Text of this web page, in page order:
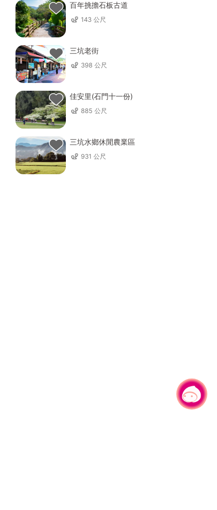
百年挑擔石板古道
143 公尺
三坑老街
398 公尺
佳安里(石門十一份)
885 公尺
三坑水鄉休閒農業區
931 公尺